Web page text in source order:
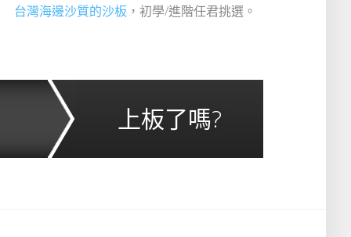
台灣海邊沙質的沙板 ，初學/進階任君挑選。
上板了嗎?